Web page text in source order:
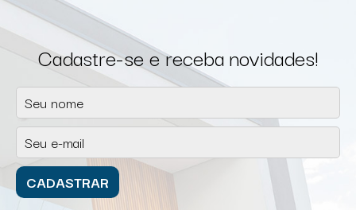
Cadastre-se e receba novidades!